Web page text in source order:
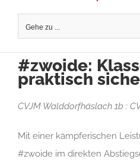
Gehe zu ...
#zwoide:
praktisch
CVJM Walddorfhäslach 1b :
Mit einer kämpferischen
#zwoide im direkten